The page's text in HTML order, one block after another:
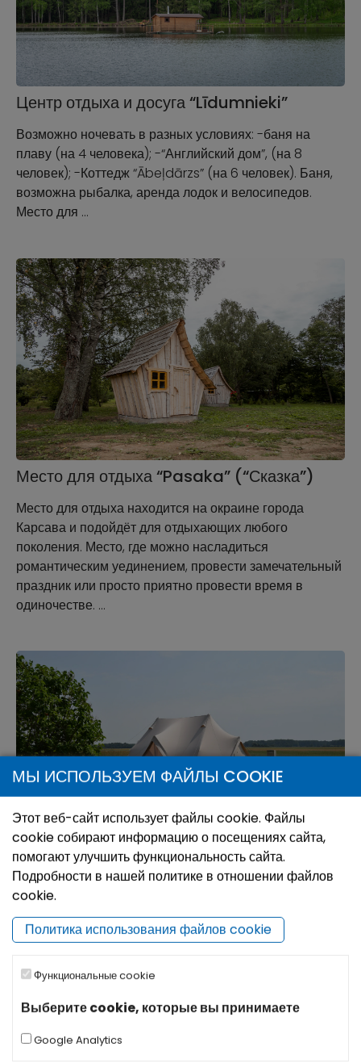
Центр отдыха и досуга “Līdumnieki”
Возможно ночевать в разных условиях: -баня на
плаву (на 4 человека); -“Английский дом”, (на 8
человек); -Коттедж “Ābeļdārzs” (на 6 человек). Баня,
возможна рыбалка, аренда лодок и велосипедов.
Место для …
Место для отдыха “Pasaka” (“Сказка”)
Место для отдыха находится на окраине города
Карсава и подойдёт для отдыхающих любого
поколения. Место, где можно насладиться
романтическим уединением, провести замечательный
праздник или просто приятно провести время в
одиночестве. …
Глемпинг “Dārza SPA”
Предлагает: 24м2 меблированная палатка с террасой;
Мягкая кровать, шезлонги, баня иглу с окном и видом
на звёзды и закат; кубл массажный; дом для отдыха с
МЫ ИСПОЛЬЗУЕМ ФАЙЛЫ COOKIE
Этот веб-сайт использует файлы cookie. Файлы
cookie собирают информацию о посещениях сайта,
помогают улучшить функциональность сайта.
Подробности в нашей политике в отношении файлов
cookie.
Политика использования файлов cookie
Функциональные cookie
Выберите cookie, которые вы принимаете
Google Analytics